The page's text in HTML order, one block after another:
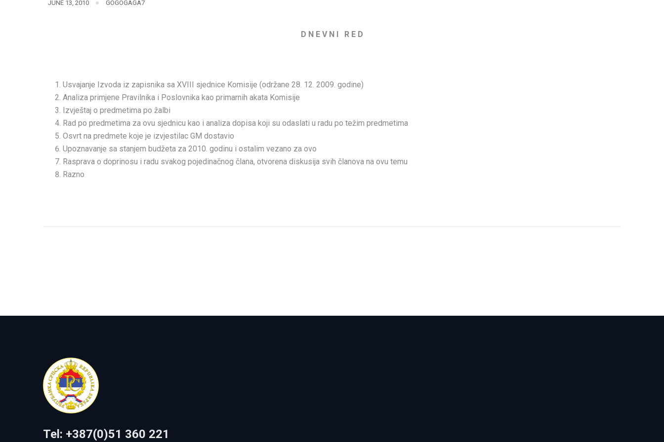
JUNE 13, 2010 GOGOGAGA7
D N E V N I R E D
Usvajanje Izvoda iz zapisnika sa XVIII sjednice Komisije (održane 28. 12. 2009. godine)
Analiza primjene Pravilnika i Poslovnika kao primarnih akata Komisije
Izvještaj o predmetima po žalbi
Rad po predmetima za ovu sjednicu kao i analiza dopisa koji su odaslati u radu po težim predmetima
Osvrt na predmete koje je izvjestilac GM dostavio
Upoznavanje sa stanjem budžeta za 2010. godinu i ostalim vezano za ovo
Rasprava o doprinosu i radu svakog pojedinačnog člana, otvorena diskusija svih članova na ovu temu
Razno
Tel: +387(0)51 360 221